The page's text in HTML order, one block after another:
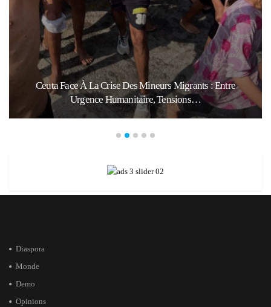
Ceuta Face À La Crise Des Mineurs Migrants : Entre
Urgence Humanitaire, Tensions…
Diaspora
Monde
Demo
Opinions